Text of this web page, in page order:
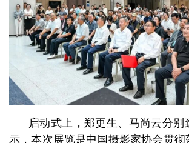
启动式上，郑更生、马尚云分别
示，本次展览是中国摄影家协会贯